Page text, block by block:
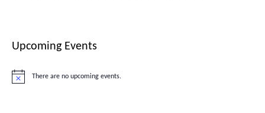
Upcoming Events
Notice
There are no upcoming events.